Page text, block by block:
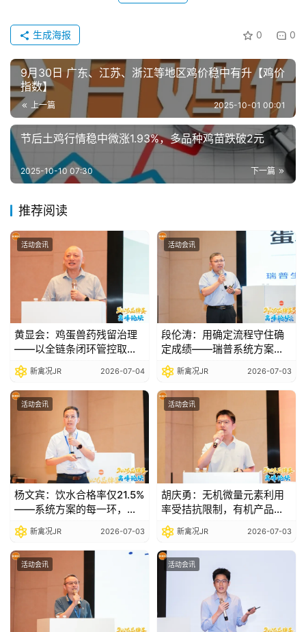
0 0
生成海报
9月30日 广东、江苏、浙江等地区鸡价稳中有升【鸡价
指数】
上一篇 2025-10-01 00:01
节后土鸡行情稳中微涨1.93%，多品种鸡苗跌破2元
下一篇
2025-10-10 07:30
推荐阅读
活动会讯
黄显会：鸡蛋兽药残留治理
——以全链条闭环管控取代
事后检测补救|2026品牌蛋
高峰论坛
新禽况JR 2026-07-04
活动会讯
段伦涛：用确定流程守住确
定成绩——瑞普系统方案破
解死淘失控、产蛋不稳、药
残检出三大痛点|2026品牌
蛋高峰论坛
新禽况JR 2026-07-03
活动会讯
杨文宾：饮水合格率仅21.5%
——系统方案的每一环，都
是价值兑现的底线|2026品
牌蛋高峰论坛
新禽况JR 2026-07-03
活动会讯
胡庆勇：无机微量元素利用
率受拮抗限制，有机产品以
更低添加量实现更好效
果|2026品牌蛋高峰论坛
新禽况JR 2026-07-03
活动会讯 活动会讯